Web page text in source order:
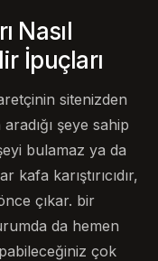
Nasıl
İpuçları
sitenizden
şeye sahip
bulamaz ya da
kafa karıştırıcıdır,
çıkar. bir
da hemen
çok